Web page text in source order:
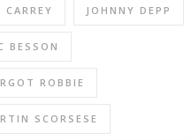
CARREY JOHNNY DEPP
BESSON
ROBBIE
SCORSESE